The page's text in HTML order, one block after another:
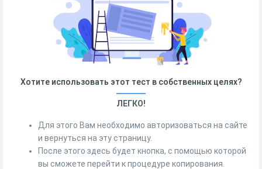
Хотите использовать этот тест в собственных целях?
ЛЕГКО!
Для этого Вам необходимо авторизоваться на сайте
и вернуться на эту страницу.
После этого здесь будет кнопка, с помощью которой
вы сможете перейти к процедуре копирования.